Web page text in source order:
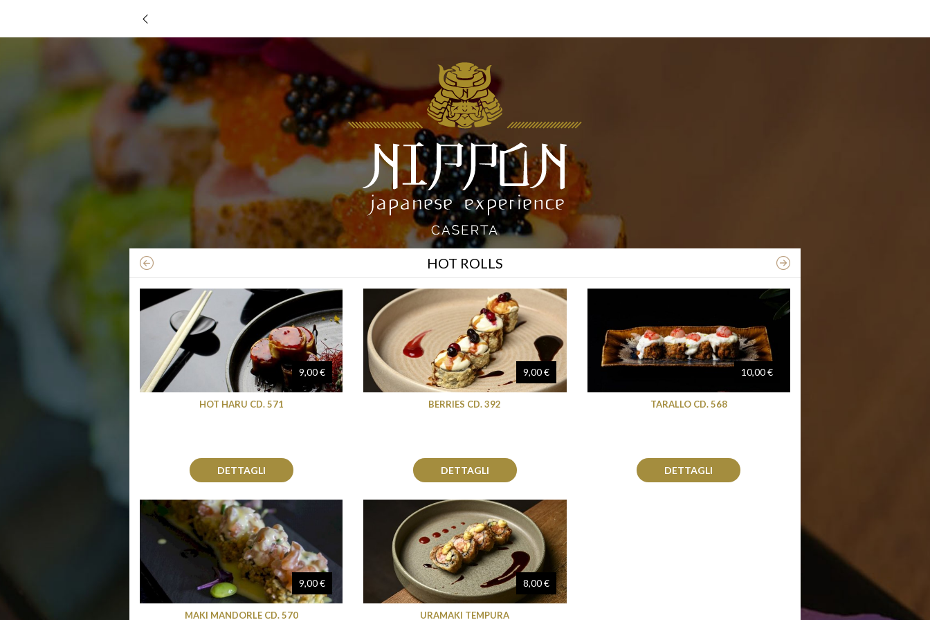
HOT ROLLS
9,00 €
HOT HARU CD. 571
DETTAGLI
9,00 €
BERRIES CD. 392
DETTAGLI
10,00 €
TARALLO CD. 568
DETTAGLI
9,00 €
MAKI MANDORLE CD. 570
8,00 €
URAMAKI TEMPURA